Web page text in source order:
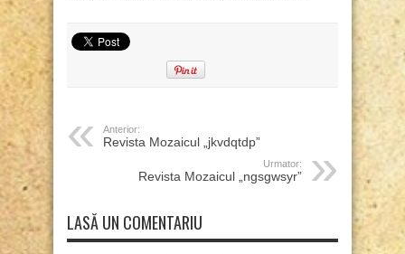
Anterior:
Revista Mozaicul „jkvdqtdp”
Urmator:
Revista Mozaicul „ngsgwsyr”
LASĂ UN COMENTARIU